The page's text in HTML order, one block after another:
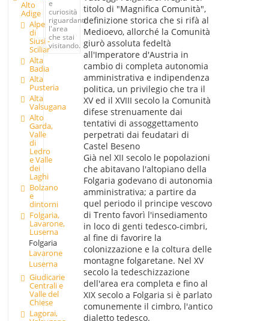
Alto
Adige
Alpe
di
Siusi -
Sciliar
Alta
Badia
Alta
Pusteria
Alta
Valsugana
Alto
Garda,
Valle
di
Ledro
e Valle
dei
Laghi
Bolzano
e
dintorni
Folgaria,
Lavarone,
Luserna
Folgaria
Lavarone
Luserna
Giudicarie
Centrali e
Valle del
Chiese
Lagorai,
e
curiosità
riguardanti
l'area
che stai
visitando.
titolo di "Magnifica Comunità",
definizione storica che si rifà al
Medioevo, allorché la Comunità
giurò assoluta fedeltà
all'Imperatore d'Austria in
cambio di completa autonomia
amministrativa e indipendenza
politica, un privilegio che tra il
XV ed il XVIII secolo la Comunità
difese strenuamente dai
tentativi di assoggettamento
perpetrati dai feudatari di
Castel Beseno
Già nel XII secolo le popolazioni
che abitavano l'altopiano della
Folgaria godevano di autonomia
amministrativa; a partire da
quel periodo il principe vescovo
di Trento favorì l'insediamento
in loco di genti tedesco-cimbri,
al fine di favorire la
colonizzazione e la coltura delle
montagne folgaretane. Nel XV
secolo la tedeschizzazione
dell'area era completa e fino al
XIX secolo a Folgaria si è parlato
comunemente il cimbro, l'antico
dialetto tedesco.